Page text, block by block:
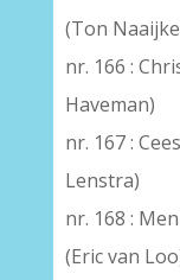
(Ton
nr. 166 :
Haveman)
nr. 167 :
Lenstra)
nr. 168 :
(Eric van